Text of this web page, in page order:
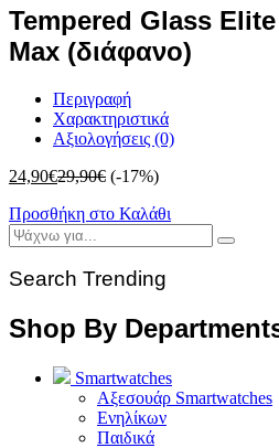
Tempered Glass
Max (διάφανο)
Περιγραφή
Χαρακτηριστικά
Αξιολογήσεις (0)
24,90€29,90€ (-17%)
Προσθήκη στο Καλάθι
Search Trending
Shop By
Smartwatches
Αξεσουάρ Smartwatches
Ενηλίκων
Παιδικά